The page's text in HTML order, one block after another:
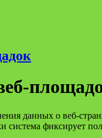
данных о веб-
система фиксирует